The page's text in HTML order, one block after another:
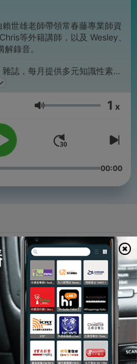
賴世雄老師帶領常春藤專業師資
等外籍講師，以及 Wesley、
錄音。
誌，每月提供多元知識性素養
、說、讀、寫英語能力。
音量 1 x
00:00
、停至冬，待一場春風
、停至冬，待一場春風